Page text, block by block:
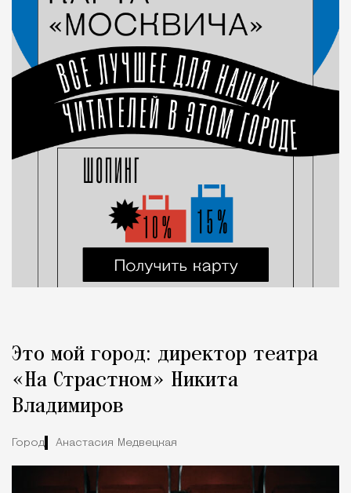
Это мой город: директор театра
«На Страстном» Никита
Владимиров
Город Анастасия Медвецкая